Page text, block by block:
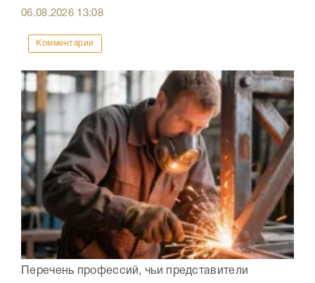
06.08.2026 13:08
Комментарии
Перечень профессий, чьи представители